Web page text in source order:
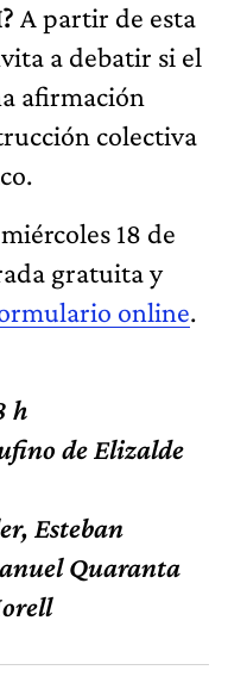
A partir de esta
a debatir si el
afirmación
colectiva
18 de
gratuita y
online.
h
de Elizalde
Esteban
Quaranta